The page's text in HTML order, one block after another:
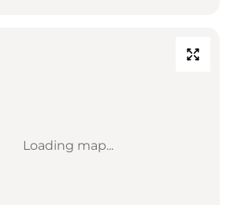
Loading map...